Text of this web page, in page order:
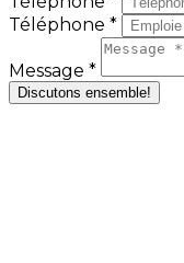
Téléphone *
Message *
Discutons ensemble!